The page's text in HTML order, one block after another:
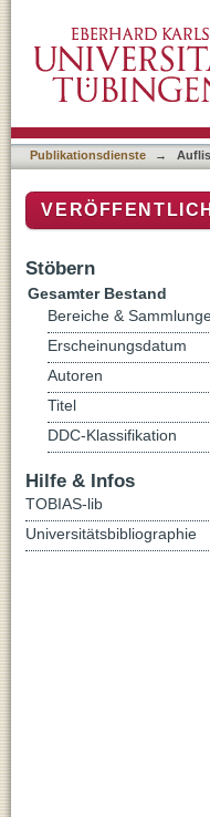
Publikationsdienste →
Stöbern
Gesamter Bestand
Bereiche &
Erscheinungsdatum
Autoren
Titel
DDC-Klassifikation
Hilfe & Infos
TOBIAS-lib
Universitätsbibliographie